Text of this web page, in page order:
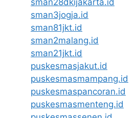
sman3jogja.id
sman81jkt.id
sman2malang.id
sman21jkt.id
puskesmasjakut.id
puskesmasmampang.id
puskesmaspancoran.id
puskesmasmenteng.id